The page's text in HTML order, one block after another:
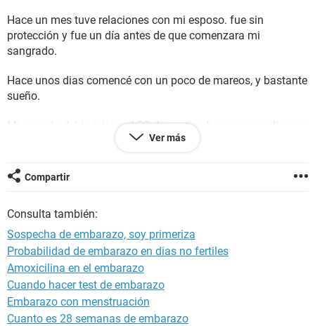
SEXUALIDAD
Hace un mes tuve relaciones con mi esposo. fue sin
protección y fue un día antes de que comenzara mi
sangrado.
Hace unos dias comencé con un poco de mareos, y bastante
sueño.
Mi periodo debia iniciar el 22 de septiembre, pero resulto que
el domingo por la mañana tuve un sangrado muy leve, hasta
No se si sea algo normal ya que soy regular, o cuantos dias
Me gustaria tener una respuesta ya que tengo poco de
casada y en caso de ser positivo seria mi primer embarazo y
no tengo conocimientos al respecto
Ver más
Compartir
Consulta también:
Sospecha de embarazo, soy primeriza
Probabilidad de embarazo en dias no fertiles
Amoxicilina en el embarazo
Cuando hacer test de embarazo
Embarazo con menstruación
Cuanto es 28 semanas de embarazo